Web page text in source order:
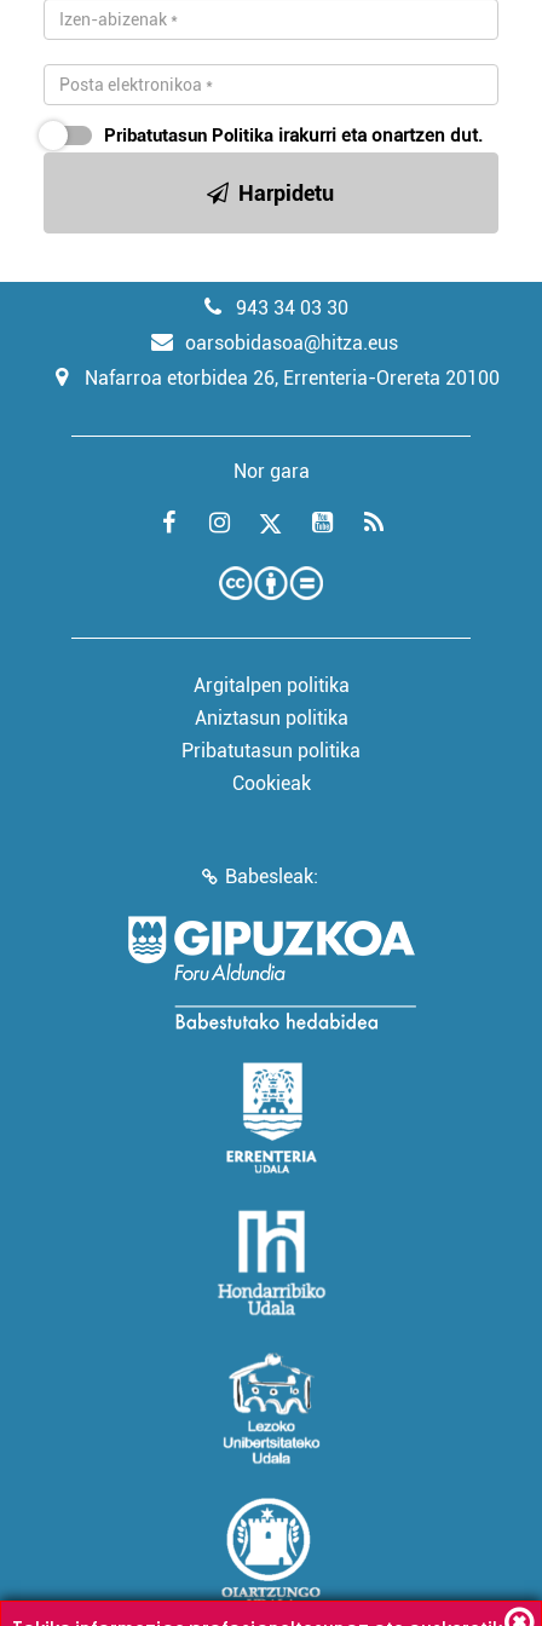
Pribatutasun Politika irakurri eta onartzen dut.
Harpidetu
943 34 03 30
oarsobidasoa@hitza.eus
Nafarroa etorbidea 26, Errenteria-Orereta 20100
Nor gara
Argitalpen politika
Aniztasun politika
Pribatutasun politika
Cookieak
Babesleak: